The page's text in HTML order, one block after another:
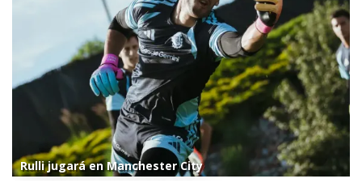
Rulli jugará en Manchester City